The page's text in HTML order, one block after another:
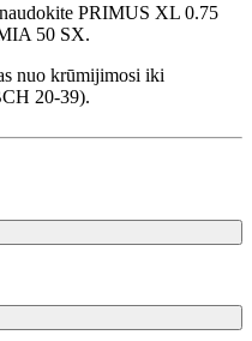
PRIMUS XL 0.75
50 SX.
nuo krūmijimosi iki
20-39).